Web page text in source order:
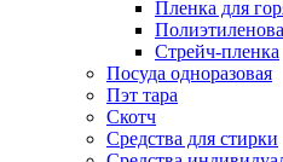
Пленка для
Стрейч-пленка
Посуда одноразовая
Пэт тара
Скотч
Средства для стирки